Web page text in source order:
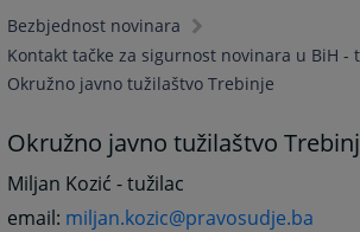
Bezbjednost novinara
Kontakt tačke za sigurnost novinara u BiH -
Okružno javno tužilaštvo Trebinje
Okružno javno tužilaštvo
Miljan Kozić - tužilac
email: miljan.kozic@pravosudje.ba